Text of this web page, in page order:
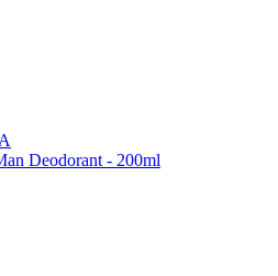
Deodorant - 200ml